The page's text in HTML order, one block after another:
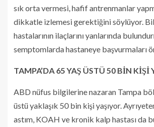
sık orta vermesi, hafif antrenmanlar
dikkatle izlemesi gerektiğini söylüyor.
hastalarının ilaçlarını yanlarında
semptomlarda hastaneye başvurmaları
TAMPA’DA 65 YAŞ ÜSTÜ 50 BİN KİŞİ
ABD nüfus bilgilerine nazaran Tampa
üstü yaklaşık 50 bin kişi yaşıyor.
astım, KOAH ve kronik kalp hastası da